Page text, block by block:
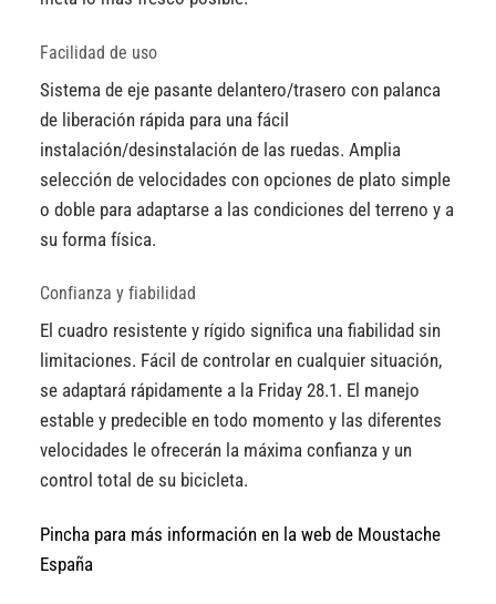
Facilidad de uso
Sistema de eje pasante delantero/trasero con palanca
de liberación rápida para una fácil
instalación/desinstalación de las ruedas. Amplia
selección de velocidades con opciones de plato simple
o doble para adaptarse a las condiciones del terreno y a
su forma física.
Confianza y fiabilidad
El cuadro resistente y rígido significa una fiabilidad sin
limitaciones. Fácil de controlar en cualquier situación,
se adaptará rápidamente a la Friday 28.1. El manejo
estable y predecible en todo momento y las diferentes
velocidades le ofrecerán la máxima confianza y un
control total de su bicicleta.
Pincha para más información en la web de Moustache
España